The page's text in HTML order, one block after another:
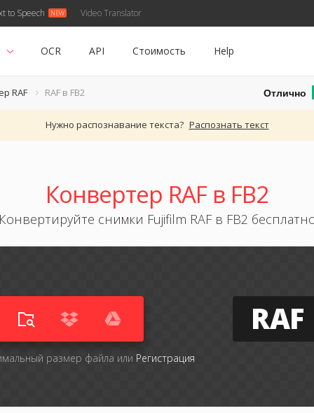
to Speech Video Translator
OCR API Стоимость Help
RAF RAF в FB2 Отлично
Нужно распознавание текста? Распознать текст
Конвертер RAF в FB2
снимки Fujifilm RAF в FB2
размер файла или Регистрация
RAF